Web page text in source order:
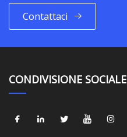
Contattaci
CONDIVISIONE SOCIALE